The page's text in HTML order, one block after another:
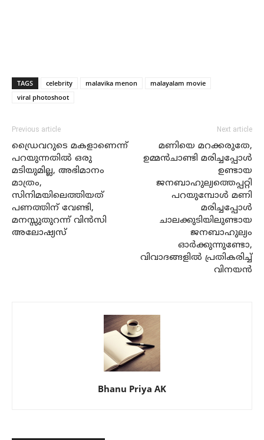
TAGS celebrity malavika menon
malayalam movie
viral photoshoot
Previous article
ഡ്രൈവറുടെ മകളാണെന്ന്
പറയുന്നതില്‍ ഒരു
മടിയുമില്ല, അഭിമാനം
മാത്രം,
സിനിമയിലെത്തിയത്
പണത്തിന് വേണ്ടി,
മനസ്സുതുറന്ന് വിന്‍സി
അലോഷ്യസ്
Next article
മണിയെ മറക്കരുതേ,
ഉമ്മന്‍ചാണ്ടി മരിച്ചപ്പോള്‍
ഉണ്ടായ
ജനബാഹുല്യത്തെപ്പറ്റി
പറയുമ്പോള്‍ മണി
മരിച്ചപ്പോള്‍
ചാലക്കുടിയിലുണ്ടായ
ജനബാഹുല്യം
ഓര്‍ക്കുന്നുണ്ടോ,
വിവാദങ്ങളില്‍ പ്രതികരിച്ച്
വിനയന്‍
Bhanu Priya AK